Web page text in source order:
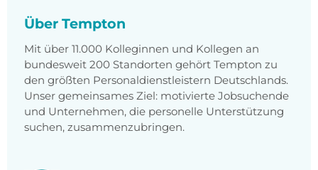
Über Tempton
Mit über 11.000 Kolleginnen und Kollegen an
bundesweit 200 Standorten gehört Tempton zu
den größten Personaldienstleistern Deutschlands.
Unser gemeinsames Ziel: motivierte Jobsuchende
und Unternehmen, die personelle Unterstützung
suchen, zusammenzubringen.